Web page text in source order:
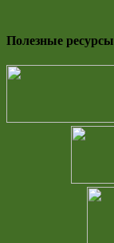
Полезные ресурсы